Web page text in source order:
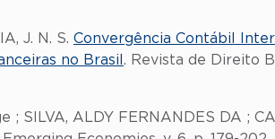
J. N. S. Convergência Contábil
no Brasil . Revista de Direito
; SILVA, ALDY FERNANDES DA ;